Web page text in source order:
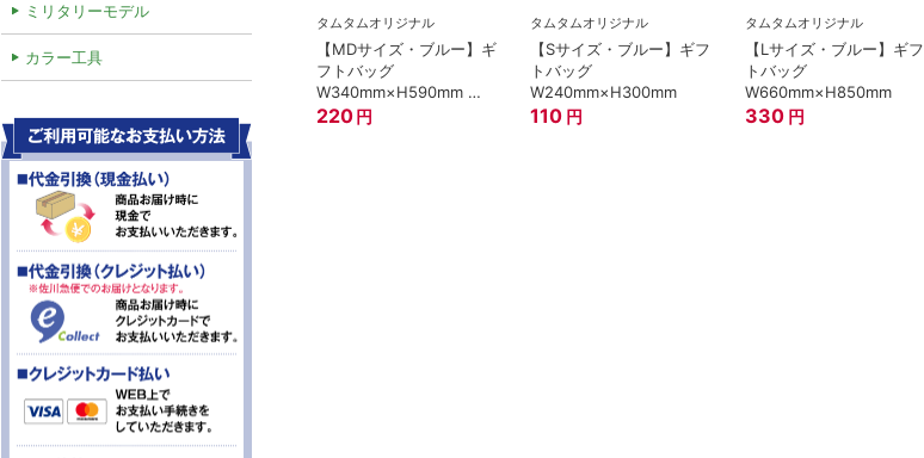
タムタムオリジナル
【MDサイズ・ブルー】ギ
フトバッグ
W340mm×H590mm ★
鉄道模型・ガンプラにお
220 円
タムタムオリジナル
【Sサイズ・ブルー】ギフ
トバッグ
W240mm×H300mm
110 円
タムタムオリジナル
【Lサイズ・ブルー】ギフ
トバッグ
W660mm×H850mm
330 円
ミリタリーモデル
カラー工具